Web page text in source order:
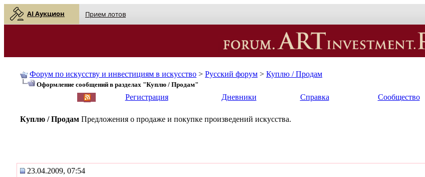
AI Аукцион Прием лотов
Форум по искусству и инвестициям в искусство > Русский форум > Куплю / Продам
Оформление сообщений в разделах "Куплю / Продам"
Регистрация Дневники Справка Сообщество
Куплю / Продам Предложения о продаже и покупке произведений искусства.
23.04.2009, 07:54